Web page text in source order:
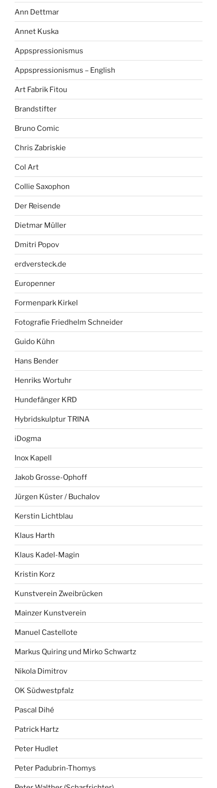
Ann Dettmar
Annet Kuska
Appspressionismus
Appspressionismus – English
Art Fabrik Fitou
Brandstifter
Bruno Comic
Chris Zabriskie
Col Art
Collie Saxophon
Der Reisende
Dietmar Müller
Dmitri Popov
erdversteck.de
Europenner
Formenpark Kirkel
Fotografie Friedhelm Schneider
Guido Kühn
Hans Bender
Henriks Wortuhr
Hundefänger KRD
Hybridskulptur TRINA
iDogma
Inox Kapell
Jakob Grosse-Ophoff
Jürgen Küster / Buchalov
Kerstin Lichtblau
Klaus Harth
Klaus Kadel-Magin
Kristin Korz
Kunstverein Zweibrücken
Mainzer Kunstverein
Manuel Castellote
Markus Quiring und Mirko Schwartz
Nikola Dimitrov
OK Südwestpfalz
Pascal Dihé
Patrick Hartz
Peter Hudlet
Peter Padubrin-Thomys